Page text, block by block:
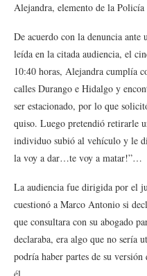
Alejandra, elemento de la
De acuerdo con la denuncia
leída en la citada audiencia, el
10:40 horas, Alejandra cumplía
calles Durango e Hidalgo y
ser estacionado, por lo que
quiso. Luego pretendió retirarle
individuo subió al vehículo y le
la voy a dar…te voy a matar!”…
La audiencia fue dirigida por el
cuestionó a Marco Antonio si
que consultara con su abogado
declaraba, era algo que no sería
podría haber partes de su versión